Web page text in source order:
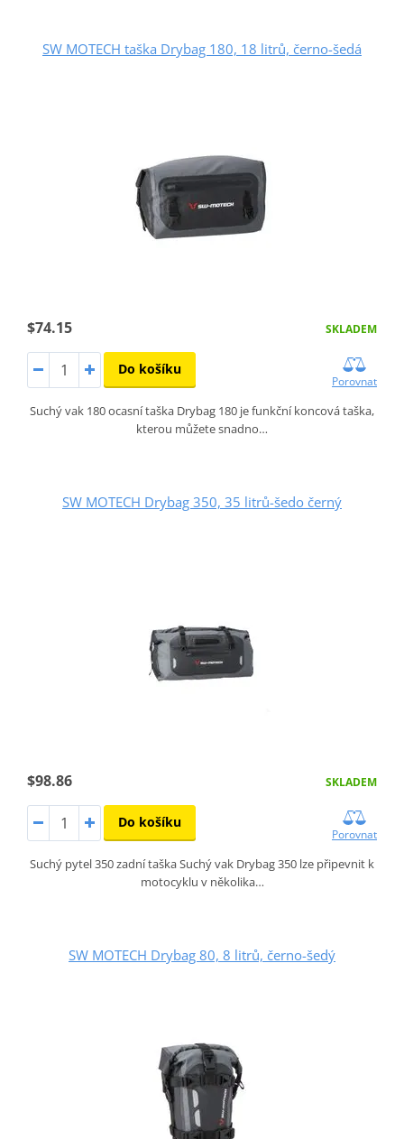
SW MOTECH taška Drybag 180, 18 litrů, černo-šedá
$74.15 SKLADEM
Do košíku
Porovnat
Suchý vak 180 ocasní taška Drybag 180 je funkční koncová taška,
kterou můžete snadno…
SW MOTECH Drybag 350, 35 litrů-šedo černý
$98.86 SKLADEM
Do košíku
Porovnat
Suchý pytel 350 zadní taška Suchý vak Drybag 350 lze připevnit k
motocyklu v několika…
SW MOTECH Drybag 80, 8 litrů, černo-šedý